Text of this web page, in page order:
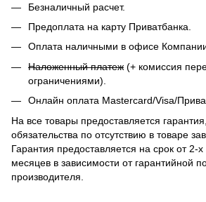
Безналичный расчет.
Предоплата на карту Приватбанка.
Оплата наличными в офисе
Наложенный платеж (+ комиссия
ограничениями).
Онлайн оплата Mastercard/Visa/
На все товары предоставляется
обязательства по отсутствию в товаре
Гарантия предоставляется на срок от 2-
месяцев в зависимости от гарантийной
производителя.